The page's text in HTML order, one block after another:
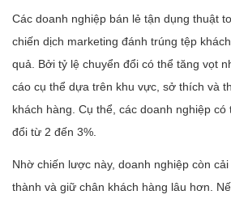
Các doanh nghiệp bán lẻ tận dụng thuật
chiến dịch marketing đánh trúng tệp
quả. Bởi tỷ lệ chuyển đổi có thể tăng vọt
cáo cụ thể dựa trên khu vực, sở thích và
khách hàng. Cụ thể, các doanh nghiệp có
đổi từ 2 đến 3%.
Nhờ chiến lược này, doanh nghiệp còn
thành và giữ chân khách hàng lâu hơn.